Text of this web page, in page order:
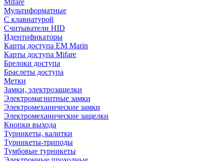
Mifare
Мультиформатные
С клавиатурой
Считыватели HID
Идентификаторы
Карты доступа EM Marin
Карты доступа Mifare
Брелоки доступа
Браслеты доступа
Метки
Замки, электрозащелки
Электромагнитные замки
Электромеханические замки
Электромеханические защелки
Кнопки выхода
Турникеты, калитки
Турникеты-триподы
Тумбовые турникеты